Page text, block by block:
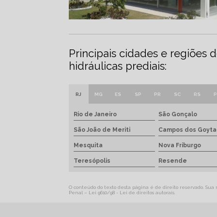
Principais cidades e regiões
hidráulicas prediais:
RJ MG ES SP PR SC RS
Rio de Janeiro São Gonçalo
São João de Meriti Campos dos
Mesquita Nova Friburgo
Teresópolis Resende
O conteúdo do texto desta página é de direito reservado. Sua
Penal – Lei 9610/98 - Lei de direitos autorais.